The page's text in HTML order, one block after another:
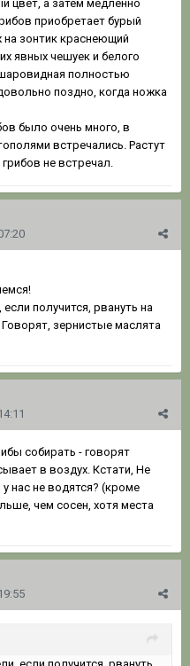
цвет, а затем медленно
приобретает бурый
на зонтик краснеющий
явных чешуек и белого
полностью
поздно, когда ножка
было очень много, в
встречались. Растут
не встречал.
получится, рвануть на
зернистые маслята
собирать - говорят
в воздух. Кстати, Не
нас не водятся? (кроме
чем сосен, хотя места